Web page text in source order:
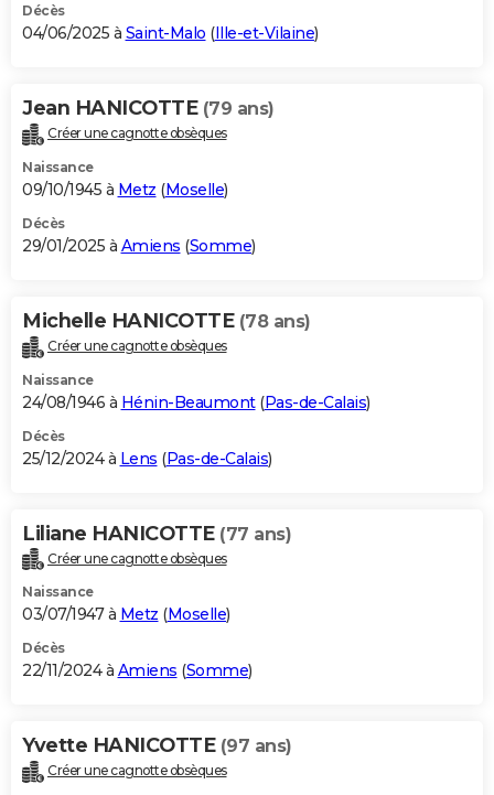
S'inscrire
Se connecter
Lycées
Collèges
Primaires
Universités
Entreprises
Service militaire
Avis de recherche
AVIS DE DÉCÈS
Bricolage
Lifestyle
Culture
Sport
Auto
Television
Voyage
Cinema
Décès
04/06/2025 à Saint-Malo (Ille-et-Vilaine)
Jean HANICOTTE (79 ans)
Créer une cagnotte obsèques
Naissance
09/10/1945 à Metz (Moselle)
Décès
29/01/2025 à Amiens (Somme)
Michelle HANICOTTE (78 ans)
Créer une cagnotte obsèques
Naissance
24/08/1946 à Hénin-Beaumont(Pas-de-Calais)
Décès
25/12/2024 à Lens (Pas-de-Calais)
Liliane HANICOTTE (77 ans)
Créer une cagnotte obsèques
Naissance
03/07/1947 à Metz (Moselle)
Décès
22/11/2024 à Amiens (Somme)
Yvette HANICOTTE (97 ans)
Créer une cagnotte obsèques